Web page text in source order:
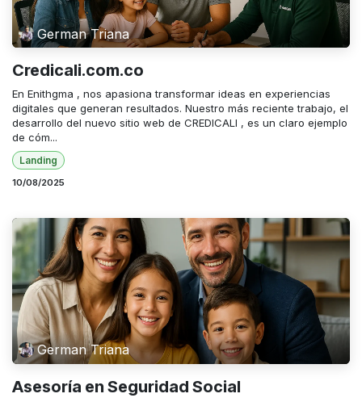
German Triana
Credicali.com.co
En Enithgma , nos apasiona transformar ideas en experiencias
digitales que generan resultados. Nuestro más reciente trabajo, el
desarrollo del nuevo sitio web de CREDICALI , es un claro ejemplo
de cóm...
Landing
10/08/2025
German Triana
Asesoría en Seguridad Social